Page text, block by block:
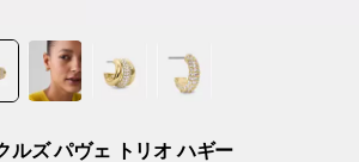
ルズ パヴェ トリオ ハギー